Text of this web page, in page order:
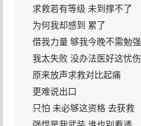
求救若有等级 未到撑不了
为何我却感到 累了
借我力量 够我今晚不需勉强
我太失败 没办法医好这忧伤
原来放声求救对比起痛
更难说出口
只怕 未必够这资格 去获救